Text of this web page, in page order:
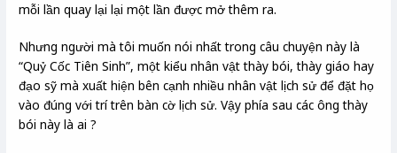
mỗi lần quay lại lại một lần được mở thêm ra.
Nhưng người mà tôi muốn nói nhất trong câu chuyện này là
“Quỷ Cốc Tiên Sinh”, một kiểu nhân vật thày bói, thày giáo hay
đạo sỹ mà xuất hiện bên cạnh nhiều nhân vật lịch sử để đặt họ
vào đúng với trí trên bàn cờ lịch sử. Vậy phía sau các ông thày
bói này là ai ?